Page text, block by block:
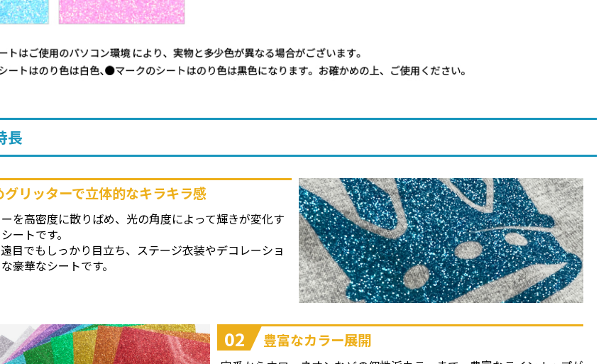
長
グリッターで立体的なキラキラ感
を高密度に散りばめ、光の角度によって輝きが変化す
ートです。
目でもしっかり目立ち、ステージ衣装やデコレーショ
豪華なシートです。
02 豊富なカラー展開